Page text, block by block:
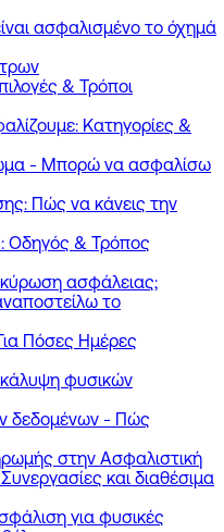
ασφαλισμένο το όχημά
& Τρόποι
Κατηγορίες &
- Μπορώ να ασφαλίσω
Πώς να κάνεις την
Οδηγός & Τρόπος
ασφάλειας;
το
Πόσες Ημέρες
κάλυψη φυσικών
δεδομένων - Πώς
στην Ασφαλιστική
και διαθέσιμα
για φυσικές